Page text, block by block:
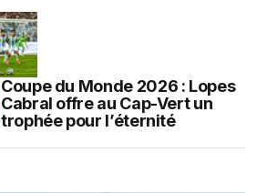
Coupe du Monde 2026 : Lopes
Cabral offre au Cap-Vert un
trophée pour l’éternité